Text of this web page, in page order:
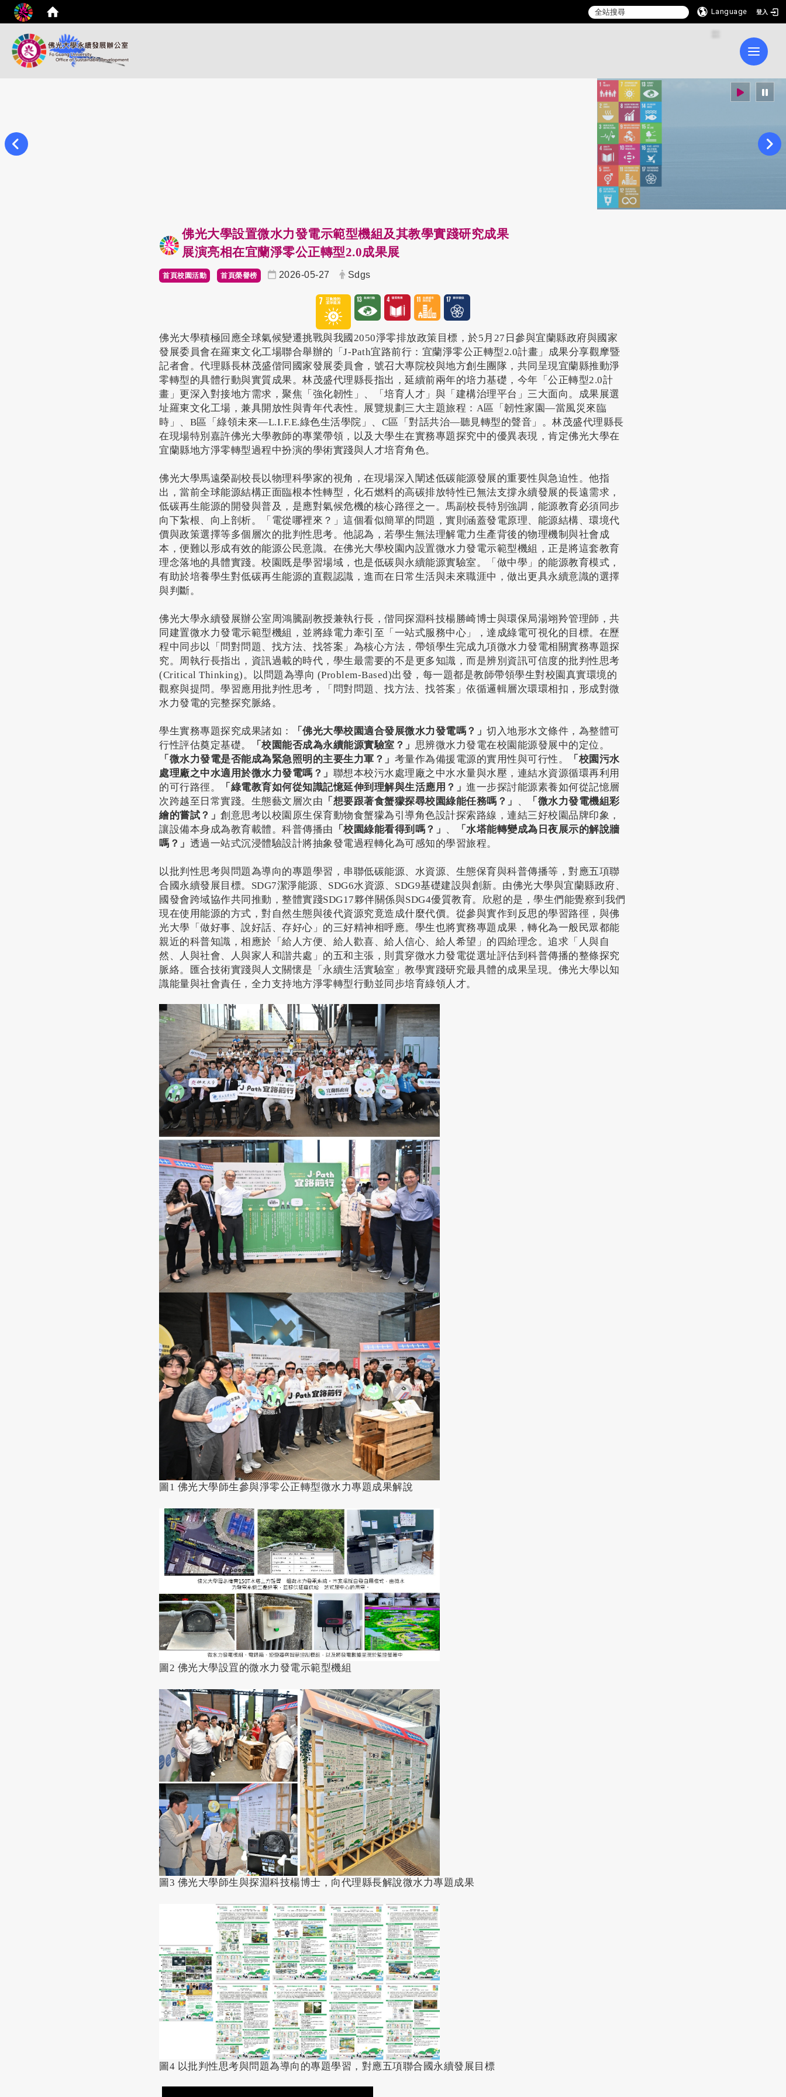
Language 登入
Toggle
佛光大學設置微水力發電示範型機組及其教學實踐研究成果
展演亮相在宜蘭淨零公正轉型2.0成果展
首頁校園活動 首頁榮譽榜 2026-05-27 Sdgs
佛光大學積極回應全球氣候變遷挑戰與我國2050淨零排放政策目標，於5月27日參與宜蘭縣政府與國家
發展委員會在羅東文化工場聯合舉辦的「J-Path宜路前行：宜蘭淨零公正轉型2.0計畫」成果分享觀摩暨
記者會。代理縣長林茂盛偕同國家發展委員會，號召大專院校與地方創生團隊，共同呈現宜蘭縣推動淨
零轉型的具體行動與實質成果。林茂盛代理縣長指出，延續前兩年的培力基礎，今年「公正轉型2.0計
畫」更深入對接地方需求，聚焦「強化韌性」、「培育人才」與「建構治理平台」三大面向。成果展選
址羅東文化工場，兼具開放性與青年代表性。展覽規劃三大主題旅程：A區「韌性家園—當風災來臨
時」、B區「綠領未來—L.I.F.E.綠色生活學院」、C區「對話共治—聽見轉型的聲音」。林茂盛代理縣長
在現場特別嘉許佛光大學教師的專業帶領，以及大學生在實務專題探究中的優異表現，肯定佛光大學在
宜蘭縣地方淨零轉型過程中扮演的學術實踐與人才培育角色。
佛光大學馬遠榮副校長以物理科學家的視角，在現場深入闡述低碳能源發展的重要性與急迫性。他指
出，當前全球能源結構正面臨根本性轉型，化石燃料的高碳排放特性已無法支撐永續發展的長遠需求，
低碳再生能源的開發與普及，是應對氣候危機的核心路徑之一。馬副校長特別強調，能源教育必須同步
向下紮根、向上剖析。「電從哪裡來？」這個看似簡單的問題，實則涵蓋發電原理、能源結構、環境代
價與政策選擇等多個層次的批判性思考。他認為，若學生無法理解電力生產背後的物理機制與社會成
本，便難以形成有效的能源公民意識。在佛光大學校園內設置微水力發電示範型機組，正是將這套教育
理念落地的具體實踐。校園既是學習場域，也是低碳與永續能源實驗室。「做中學」的能源教育模式，
有助於培養學生對低碳再生能源的直觀認識，進而在日常生活與未來職涯中，做出更具永續意識的選擇
與判斷。
佛光大學永續發展辦公室周鴻騰副教授兼執行長，偕同探淵科技楊勝崎博士與環保局湯翊羚管理師，共
同建置微水力發電示範型機組，並將綠電力牽引至「一站式服務中心」，達成綠電可視化的目標。在歷
程中同步以「問對問題、找方法、找答案」為核心方法，帶領學生完成九項微水力發電相關實務專題探
究。周執行長指出，資訊過載的時代，學生最需要的不是更多知識，而是辨別資訊可信度的批判性思考
(Critical Thinking)。以問題為導向 (Problem-Based)出發，每一題都是教師帶領學生對校園真實環境的
觀察與提問。學習應用批判性思考，「問對問題、找方法、找答案」依循邏輯層次環環相扣，形成對微
水力發電的完整探究脈絡。
學生實務專題探究成果諸如： 「佛光大學校園適合發展微水力發電嗎？」 切入地形水文條件，為整體可
行性評估奠定基礎。
「校園能否成為永續能源實驗室？」 思辨微水力發電在校園能源發展中的定位。
「微水力發電是否能成為緊急照明的主要生力軍？」 考量作為備援電源的實用性與可行性。
「校園污水
處理廠之中水適用於微水力發電嗎？」 聯想本校污水處理廠之中水水量與水壓，連結水資源循環再利用
的可行路徑。
「綠電教育如何從知識記憶延伸到理解與生活應用？」 進一步探討能源素養如何從記憶層
次跨越至日常實踐。生態藝文層次由 「想要跟著食蟹獴探尋校園綠能任務嗎？」 、
「微水力發電機組彩
繪的嘗試？」 創意思考以校園原生保育動物食蟹獴為引導角色設計探索路線，連結三好校園品牌印象，
讓設備本身成為教育載體。科普傳播由 「校園綠能看得到嗎？」 、
「水塔能轉變成為日夜展示的解說牆
嗎？」 透過一站式沉浸體驗設計將抽象發電過程轉化為可感知的學習旅程。
以批判性思考與問題為導向的專題學習，串聯低碳能源、水資源、生態保育與科普傳播等，對應五項聯
合國永續發展目標。SDG7潔淨能源、SDG6水資源、SDG9基礎建設與創新。由佛光大學與宜蘭縣政府、
國發會跨域協作共同推動，整體實踐SDG17夥伴關係與SDG4優質教育。欣慰的是，學生們能覺察到我們
現在使用能源的方式，對自然生態與後代資源究竟造成什麼代價。從參與實作到反思的學習路徑，與佛
光大學「做好事、說好話、存好心」的三好精神相呼應。學生也將實務專題成果，轉化為一般民眾都能
親近的科普知識，相應於「給人方便、給人歡喜、給人信心、給人希望」的四給理念。追求「人與自
然、人與社會、人與家人和諧共處」的五和主張，則貫穿微水力發電從選址評估到科普傳播的整條探究
脈絡。匯合技術實踐與人文關懷是「永續生活實驗室」教學實踐研究最具體的成果呈現。佛光大學以知
識能量與社會責任，全力支持地方淨零轉型行動並同步培育綠領人才。
圖1 佛光大學師生參與淨零公正轉型微水力專題成果解說
圖2 佛光大學設罝的微水力發電示範型機組
圖3 佛光大學師生與探淵科技楊博士，向代理縣長解說微水力專題成果
圖4 以批判性思考與問題為導向的專題學習，對應五項聯合國永續發展目標